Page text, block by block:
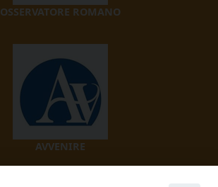
OSSERVATORE ROMANO
AVVENIRE